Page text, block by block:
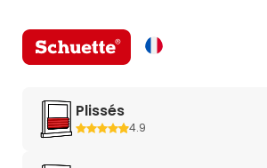
Plissés
4.9